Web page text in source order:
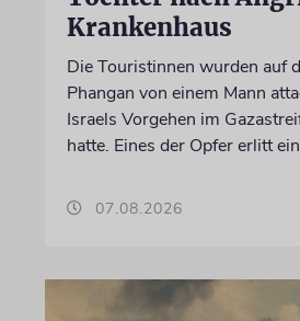
Krankenhaus
Die Touristinnen wurden auf
Phangan von einem Mann
Israels Vorgehen im
hatte. Eines der Opfer erlitt
07.08.2026